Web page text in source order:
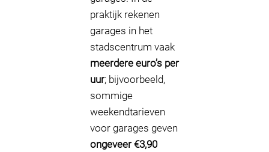
praktijk rekenen
garages in het
stadscentrum vaak
meerdere euro’s per
uur; bijvoorbeeld,
sommige
weekendtarieven
voor garages geven
ongeveer €3,90